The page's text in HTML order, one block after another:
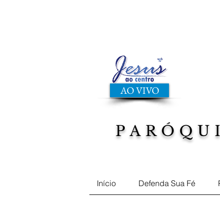
AO VIVO
Musicas, Filmes,
Início Defenda Sua Fé